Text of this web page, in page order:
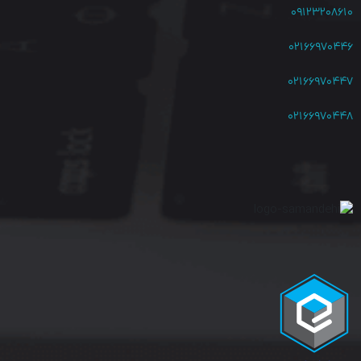
۰۹۱۲۳۲۰۸۶۱۰
۰۲۱۶۶۹۷۰۴۴۶
۰۲۱۶۶۹۷۰۴۴۷
۰۲۱۶۶۹۷۰۴۴۸